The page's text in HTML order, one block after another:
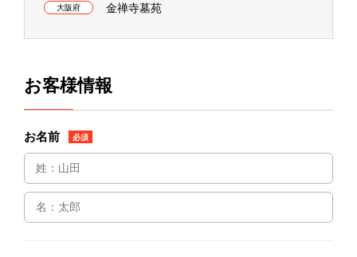
大阪府 金禅寺墓苑
お客様情報
お名前 必須